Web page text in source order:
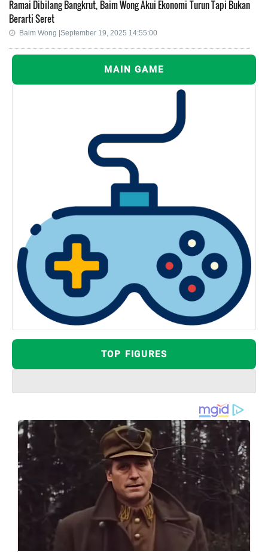
Ramai Dibilang Bangkrut, Baim Wong Akui Ekonomi Turun Tapi Bukan
Berarti Seret
Baim Wong |September 19, 2025 14:55:00
MAIN GAME
TOP FIGURES